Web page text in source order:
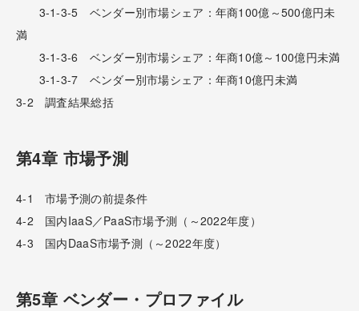
3-1-3-5 ベンダー別市場シェア：年商100億～500億円未
満
3-1-3-6 ベンダー別市場シェア：年商10億～100億円未満
3-1-3-7 ベンダー別市場シェア：年商10億円未満
3-2 調査結果総括
第4章 市場予測
4-1 市場予測の前提条件
4-2 国内IaaS／PaaS市場予測（～2022年度）
4-3 国内DaaS市場予測（～2022年度）
第5章 ベンダー・プロファイル